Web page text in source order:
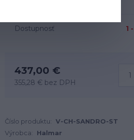
Dostupnosť 1
437,00 €
355,28 € bez DPH
Číslo produktu: V-CH-SANDRO-ST
Výrobca:
Halmar